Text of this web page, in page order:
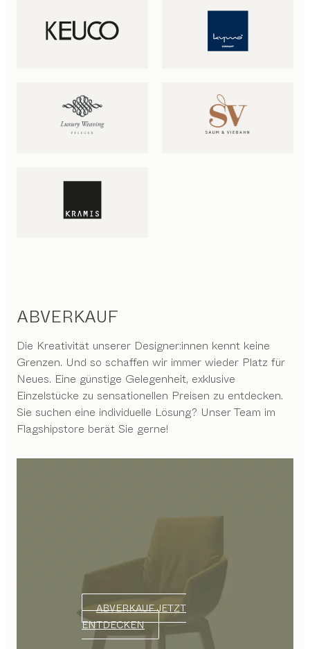
ABVERKAUF
Die Kreativität unserer Designer:innen kennt keine
Grenzen. Und so schaffen wir immer wieder Platz für
Neues. Eine günstige Gelegenheit, exklusive
Einzelstücke zu sensationellen Preisen zu entdecken.
Sie suchen eine individuelle Lösung? Unser Team im
Flagshipstore berät Sie gerne!
ABVERKAUF JETZT
ENTDECKEN